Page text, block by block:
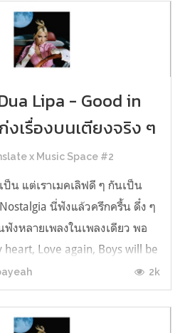
Lipa - Good in
งเรื่องบนเตียงจริง ๆ
x Music Space #2
ป็น แต่เราเมคเลิฟดี ๆ กันเป็น
นี่ฟังแล้วครึกครื้น ดึ๋ง ๆ
งหลายเพลงในเพลงเดียว พอ
Love again, Boys will be
หรือเพลงอื่น ๆ ต่อก็ไหลลื่น
แปลอิ๊งเป็นไทยได้ที่MaNoot
In...
2k